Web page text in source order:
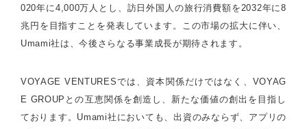
020年に4,000万人とし、訪日外国人の旅行消費額を2032年に8
兆円を目指すことを発表しています。この市場の拡大に伴い、
Umami社は、今後さらなる事業成長が期待されます。
VOYAGE VENTURESでは、資本関係だけではなく、VOYAG
E GROUPとの互恵関係を創造し、新たな価値の創出を目指し
ております。Umami社においても、出資のみならず、アプリの